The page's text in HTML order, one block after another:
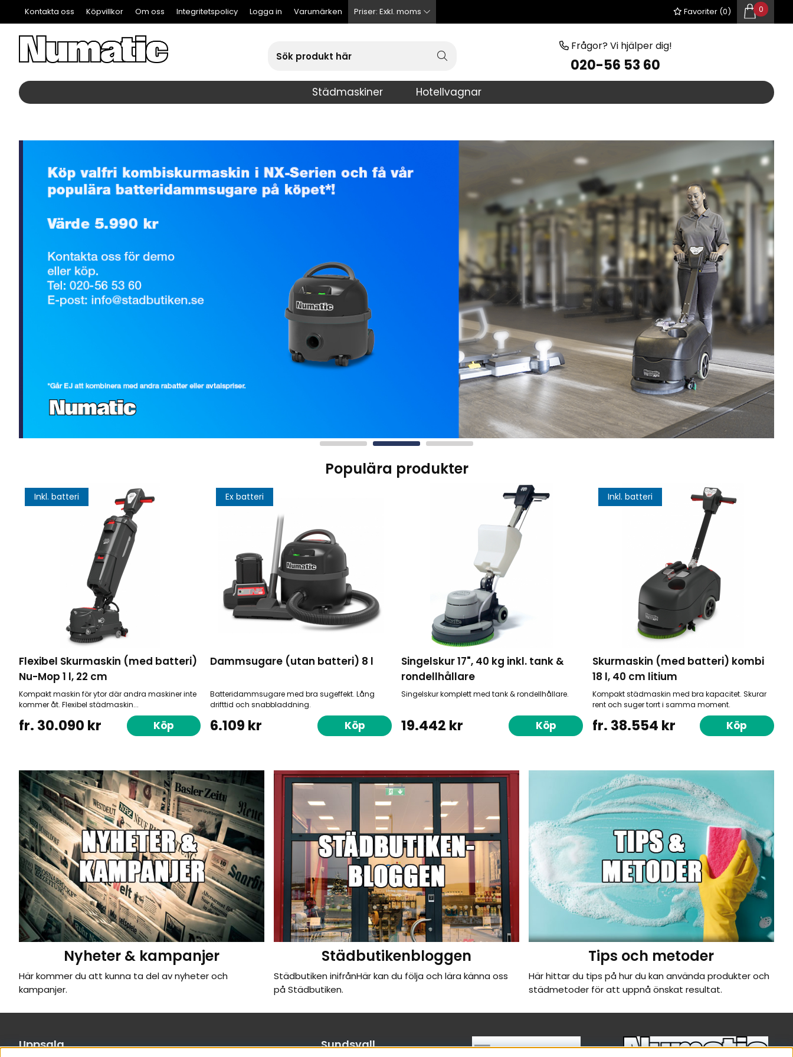
Kontakta oss Köpvillkor Om oss Integritetspolicy Logga in Varumärken Priser: Exkl. moms 0
Favoriter (0)
Frågor? Vi hjälper dig!
020-56 53 60
Städmaskiner Hotellvagnar
Populära produkter
Inkl. batteri
Flexibel Skurmaskin (med batteri)
Nu-Mop 1 l, 22 cm
Kompakt maskin för ytor där andra maskiner inte
kommer åt. Flexibel städmaskin...
fr. 30.090 kr Köp
Ex batteri
Dammsugare (utan batteri) 8 l
Batteridammsugare med bra sugeffekt. Lång
drifttid och snabbladdning.
6.109 kr Köp
Singelskur 17", 40 kg inkl. tank &
rondellhållare
Singelskur komplett med tank & rondellhållare.
19.442 kr Köp
Inkl. batteri
Skurmaskin (med batteri) kombi
18 l, 40 cm litium
Kompakt städmaskin med bra kapacitet. Skurar
rent och suger torrt i samma moment.
fr. 38.554 kr Köp
Nyheter & kampanjer
Här kommer du att kunna ta del av nyheter och
kampanjer.
Städbutikenbloggen
Städbutiken inifrånHär kan du följa och lära känna oss
på Städbutiken.
Tips och metoder
Här hittar du tips på hur du kan använda produkter och
städmetoder för att uppnå önskat resultat.
Uppsala Sundsvall